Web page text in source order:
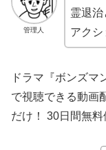
管理人
霊退
アクシ
ドラマ『ボンズマ
で視聴できる動画
だけ！ 30日間無料